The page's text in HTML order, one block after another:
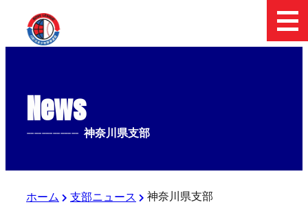
News
-------------- 神奈川県支部
ホーム 支部ニュース 神奈川県支部